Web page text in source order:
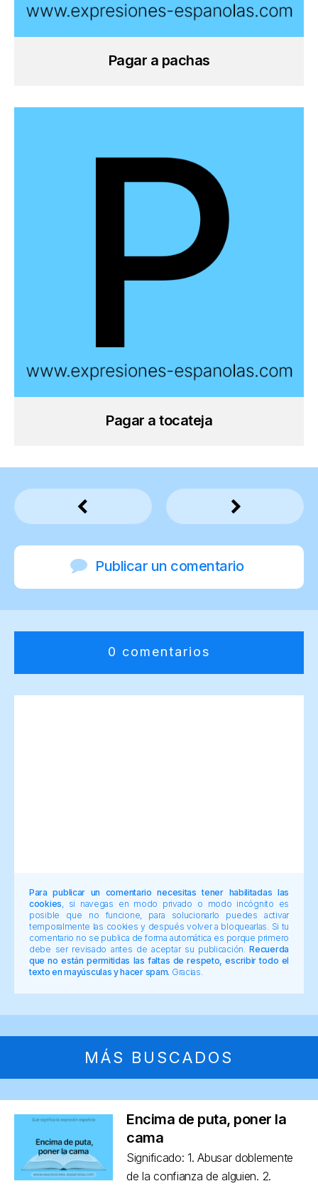
Pagar a pachas
Pagar a tocateja
Publicar un comentario
0 comentarios
Para publicar un comentario necesitas tener habilitadas las
cookies , si navegas en modo privado o modo incógnito es
posible que no funcione, para solucionarlo puedes activar
temporalmente las cookies y después volver a bloquearlas. Si tu
comentario no se publica de forma automática es porque primero
debe ser revisado antes de aceptar su publicación.Recuerda
que no están permitidas las faltas de respeto, escribir todo el
texto en mayúsculas y hacer spam. Gracias.
MÁS BUSCADOS
Encima de puta, poner la
cama
Significado: 1. Abusar doblemente
de la confianza de alguien. 2.